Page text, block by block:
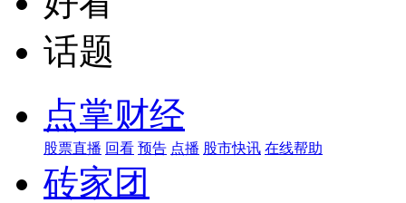
话题
点掌财经
股票直播 回看 预告 点播 股市快讯 在线帮助
砖家团